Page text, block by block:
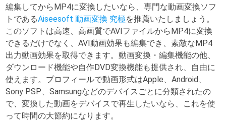
編集してからMP4に変換したいなら、専門な動画変換ソフ
トであるAiseesoft 動画変換 究極を推薦いたしましょう。
このソフトは高速、高画質でAVIファイルからMP4に変換
できるだけでなく、AVI動画効果も編集でき、素敵なMP4
出力動画効果を取得できます。動画変換・編集機能の他、
ダウンロード機能や自作DVD変換機能も提供され、自由に
使えます。プロフィールで動画形式はApple、Android、
Sony PSP、Samsungなどのデバイスごとに分類されたの
で、変換した動画をデバイスで再生したいなら、これを使
って時間の大節約になります。